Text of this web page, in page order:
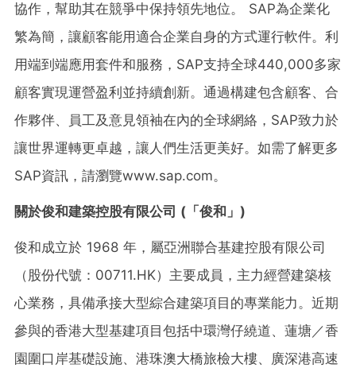
協作，幫助其在競爭中保持領先地位。 SAP為企業化
繁為簡，讓顧客能用適合企業自身的方式運行軟件。利
用端到端應用套件和服務，SAP支持全球440,000多家
顧客實現運營盈利並持續創新。通過構建包含顧客、合
作夥伴、員工及意見領袖在內的全球網絡，SAP致力於
讓世界運轉更卓越，讓人們生活更美好。如需了解更多
SAP資訊，請瀏覽www.sap.com。
關於俊和建築控股有限公司 ( 「俊和 」 )
俊和成立於 1968 年，屬亞洲聯合基建控股有限公司
（股份代號：00711.HK）主要成員，主力經營建築核
心業務，具備承接大型綜合建築項目的專業能力。近期
參與的香港大型基建項目包括中環灣仔繞道、蓮塘／香
園圍口岸基礎設施、港珠澳大橋旅檢大樓、廣深港高速